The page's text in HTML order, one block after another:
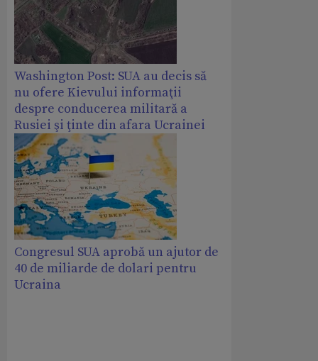
Washington Post: SUA au decis să
nu ofere Kievului informaţii
despre conducerea militară a
Rusiei şi ţinte din afara Ucrainei
Congresul SUA aprobă un ajutor de
40 de miliarde de dolari pentru
Ucraina